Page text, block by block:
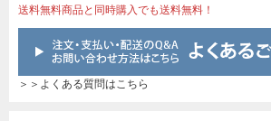
送料無料商品と同時購入でも送料無料！
＞＞よくある質問はこちら